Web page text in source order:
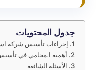
جدول المحتويات
إجراءات تأسيس شركة
أهمية المحامي في
الأسئلة الشائعة